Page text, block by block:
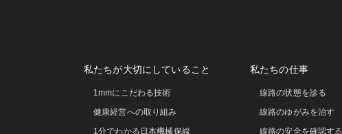
私たちが大切にしていること
1mmにこだわる技術
健康経営への取り組み
1分でわかる日本機械保線
私たちの仕事
線路の状態を診る
線路のゆがみを治す
線路の安全を確認する